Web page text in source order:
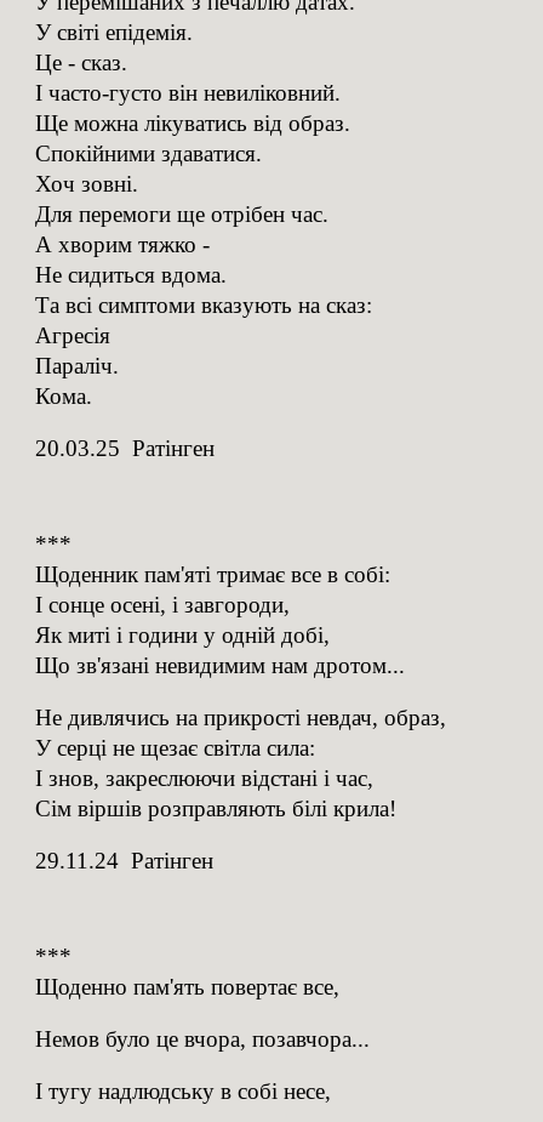
У світі епідемія.
Це - сказ.
І часто-густо він невиліковний.
Ще можна лікуватись від образ.
Спокійними здаватися.
Хоч зовні.
Для перемоги ще отрібен час.
А хворим тяжко -
Не сидиться вдома.
Та всі симптоми вказують на сказ:
Агресія
Параліч.
Кома.
20.03.25 Ратінген
***
Щоденник пам'яті тримає все в собі:
І сонце осені, і завгороди,
Як миті і години у одній добі,
Що зв'язані невидимим нам дротом...
Не дивлячись на прикрості невдач, образ,
У серці не щезає світла сила:
І знов, закреслюючи відстані і час,
Сім віршів розправляють білі крила!
29.11.24 Ратінген
***
Щоденно пам'ять повертає все,
Немов було це вчора, позавчора...
І тугу надлюдську в собі несе,